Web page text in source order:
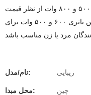
ساعت در مقایسه با اکثر اسکوترهای برقی ۵۰۰ و ۸۰۰ وات از نظر قیمت
رقابتی است. اندازه آن باعث می‌شود که این باتری ۶۰۰ و ۵۰۰ وات برای
نام/مدل: زیبایی
محل مبدا: چین